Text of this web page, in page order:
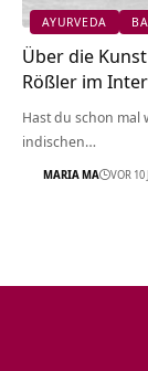
AYURVEDA
Über die
Rößler im
Hast du schon mal
indischen…
MARIA MA VOR 10